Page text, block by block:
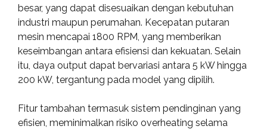
besar, yang dapat disesuaikan dengan kebutuhan
industri maupun perumahan. Kecepatan putaran
mesin mencapai 1800 RPM, yang memberikan
keseimbangan antara efisiensi dan kekuatan. Selain
itu, daya output dapat bervariasi antara 5 kW hingga
200 kW, tergantung pada model yang dipilih.
Fitur tambahan termasuk sistem pendinginan yang
efisien, meminimalkan risiko overheating selama